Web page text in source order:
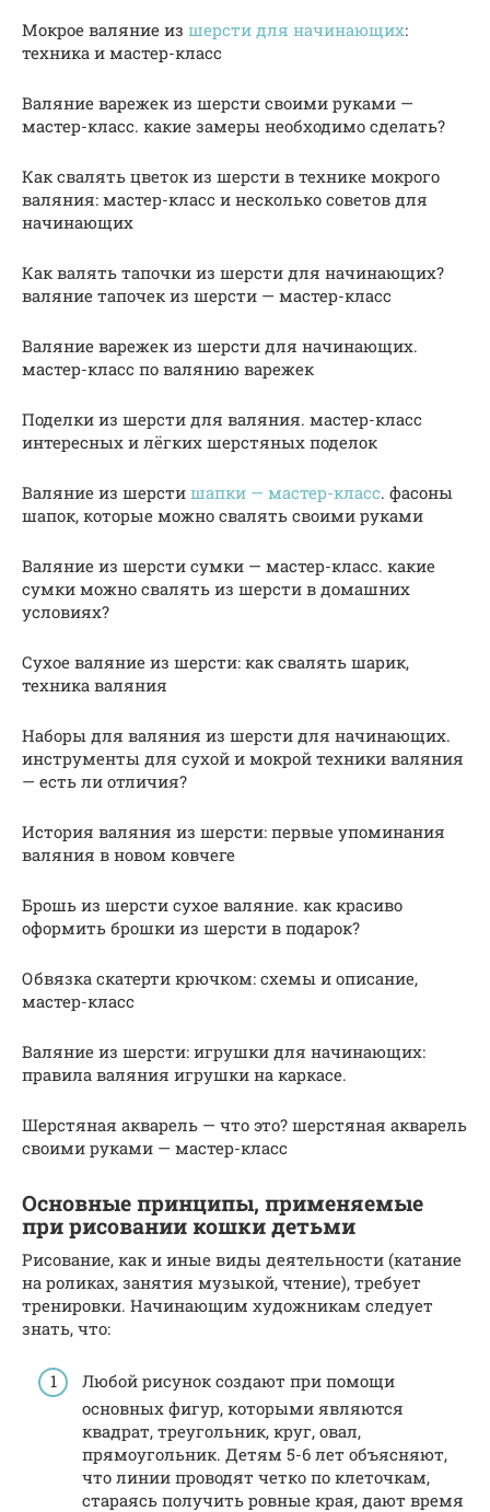
Мокрое валяние из шерсти для начинающих:
техника и мастер-класс
Валяние варежек из шерсти своими руками —
мастер-класс. какие замеры необходимо сделать?
Как свалять цветок из шерсти в технике мокрого
валяния: мастер-класс и несколько советов для
начинающих
Как валять тапочки из шерсти для начинающих?
валяние тапочек из шерсти — мастер-класс
Валяние варежек из шерсти для начинающих.
мастер-класс по валянию варежек
Поделки из шерсти для валяния. мастер-класс
интересных и лёгких шерстяных поделок
Валяние из шерсти шапки — мастер-класс. фасоны
шапок, которые можно свалять своими руками
Валяние из шерсти сумки — мастер-класс. какие
сумки можно свалять из шерсти в домашних
условиях?
Сухое валяние из шерсти: как свалять шарик,
техника валяния
Наборы для валяния из шерсти для начинающих.
инструменты для сухой и мокрой техники валяния
— есть ли отличия?
История валяния из шерсти: первые упоминания
валяния в новом ковчеге
Брошь из шерсти сухое валяние. как красиво
оформить брошки из шерсти в подарок?
Обвязка скатерти крючком: схемы и описание,
мастер-класс
Валяние из шерсти: игрушки для начинающих:
правила валяния игрушки на каркасе.
Шерстяная акварель — что это? шерстяная акварель
своими руками — мастер-класс
Основные принципы, применяемые
при рисовании кошки детьми
Рисование, как и иные виды деятельности (катание
на роликах, занятия музыкой, чтение), требует
тренировки. Начинающим художникам следует
знать, что:
Любой рисунок создают при помощи
основных фигур, которыми являются
квадрат, треугольник, круг, овал,
прямоугольник. Детям 5-6 лет объясняют,
что линии проводят четко по клеточкам,
стараясь получить ровные края, дают время